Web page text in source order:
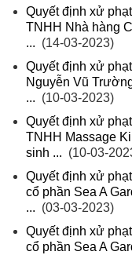
Quyết định xử
TNHH Nhà hàng
... (14-03-2023)
Quyết định xử
Nguyễn Vũ
... (10-03-2023)
Quyết định xử
TNHH Massage
sinh ... (10-03-
Quyết định xử
cổ phần Sea A
... (03-03-2023)
Quyết định xử
cổ phần Sea A